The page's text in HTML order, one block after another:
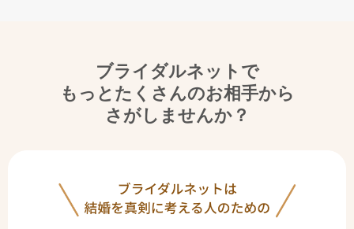
ブライダルネットで
もっとたくさんのお相手から
さがしませんか？